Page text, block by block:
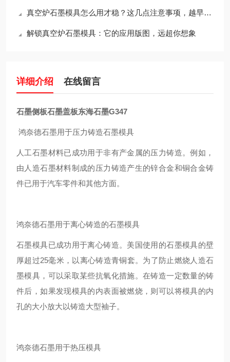
真空炉石墨模具怎么用才稳？这几点注意事项，越早知道越省心
解锁真空炉石墨模具：它的应用版图，远超你想象
详细介绍 在线留言
石墨侧板石墨盖板东海石墨G347
鸿奈德石墨用于压力铸造石墨模具
人工石墨材料已成功用于非有产金属的压力铸造。例如，
由人造石墨材料制成的压力铸造产生的锌合金和铜合金铸
件已用于汽车零件和其他方面。
鸿奈德石墨用于离心铸造的石墨模具
石墨模具已成功用于离心铸造。美国使用的石墨模具的壁
厚超过25毫米，以离心铸造青铜套。为了防止燃烧人造石
墨模具，可以采取某些抗氧化措施。在铸造一定数量的铸
件后，如果发现模具的内表面被燃烧，则可以将模具的内
孔的大小放大以铸造大型袖子。
鸿奈德石墨用于热压模具